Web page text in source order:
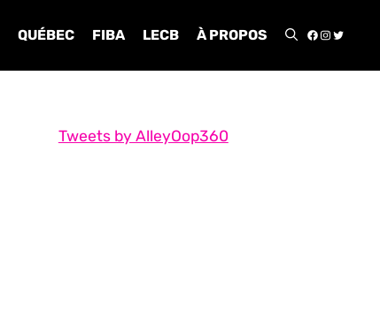
QUÉBEC FIBA LECB À PROPOS
Tweets by AlleyOop360